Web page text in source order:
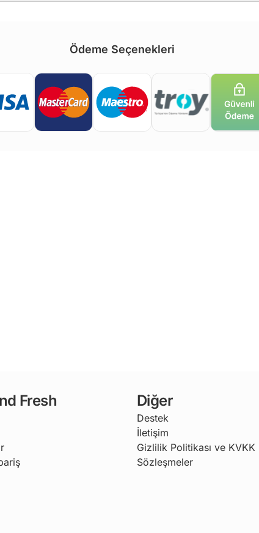
Ödeme Seçenekleri
Fresh Diğer
Destek
İletişim
Gizlilik Politikası ve KVKK
Sözleşmeler